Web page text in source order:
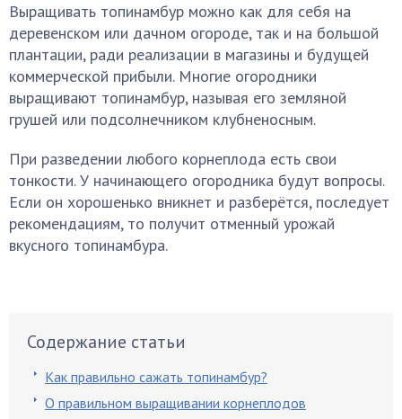
Выращивать топинамбур можно как для себя на
деревенском или дачном огороде, так и на большой
плантации, ради реализации в магазины и будущей
коммерческой прибыли. Многие огородники
выращивают топинамбур, называя его земляной
грушей или подсолнечником клубненосным.
При разведении любого корнеплода есть свои
тонкости. У начинающего огородника будут вопросы.
Если он хорошенько вникнет и разберётся, последует
рекомендациям, то получит отменный урожай
вкусного топинамбура.
Содержание статьи
Как правильно сажать топинамбур?
О правильном выращивании корнеплодов